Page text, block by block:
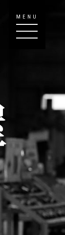
MENU